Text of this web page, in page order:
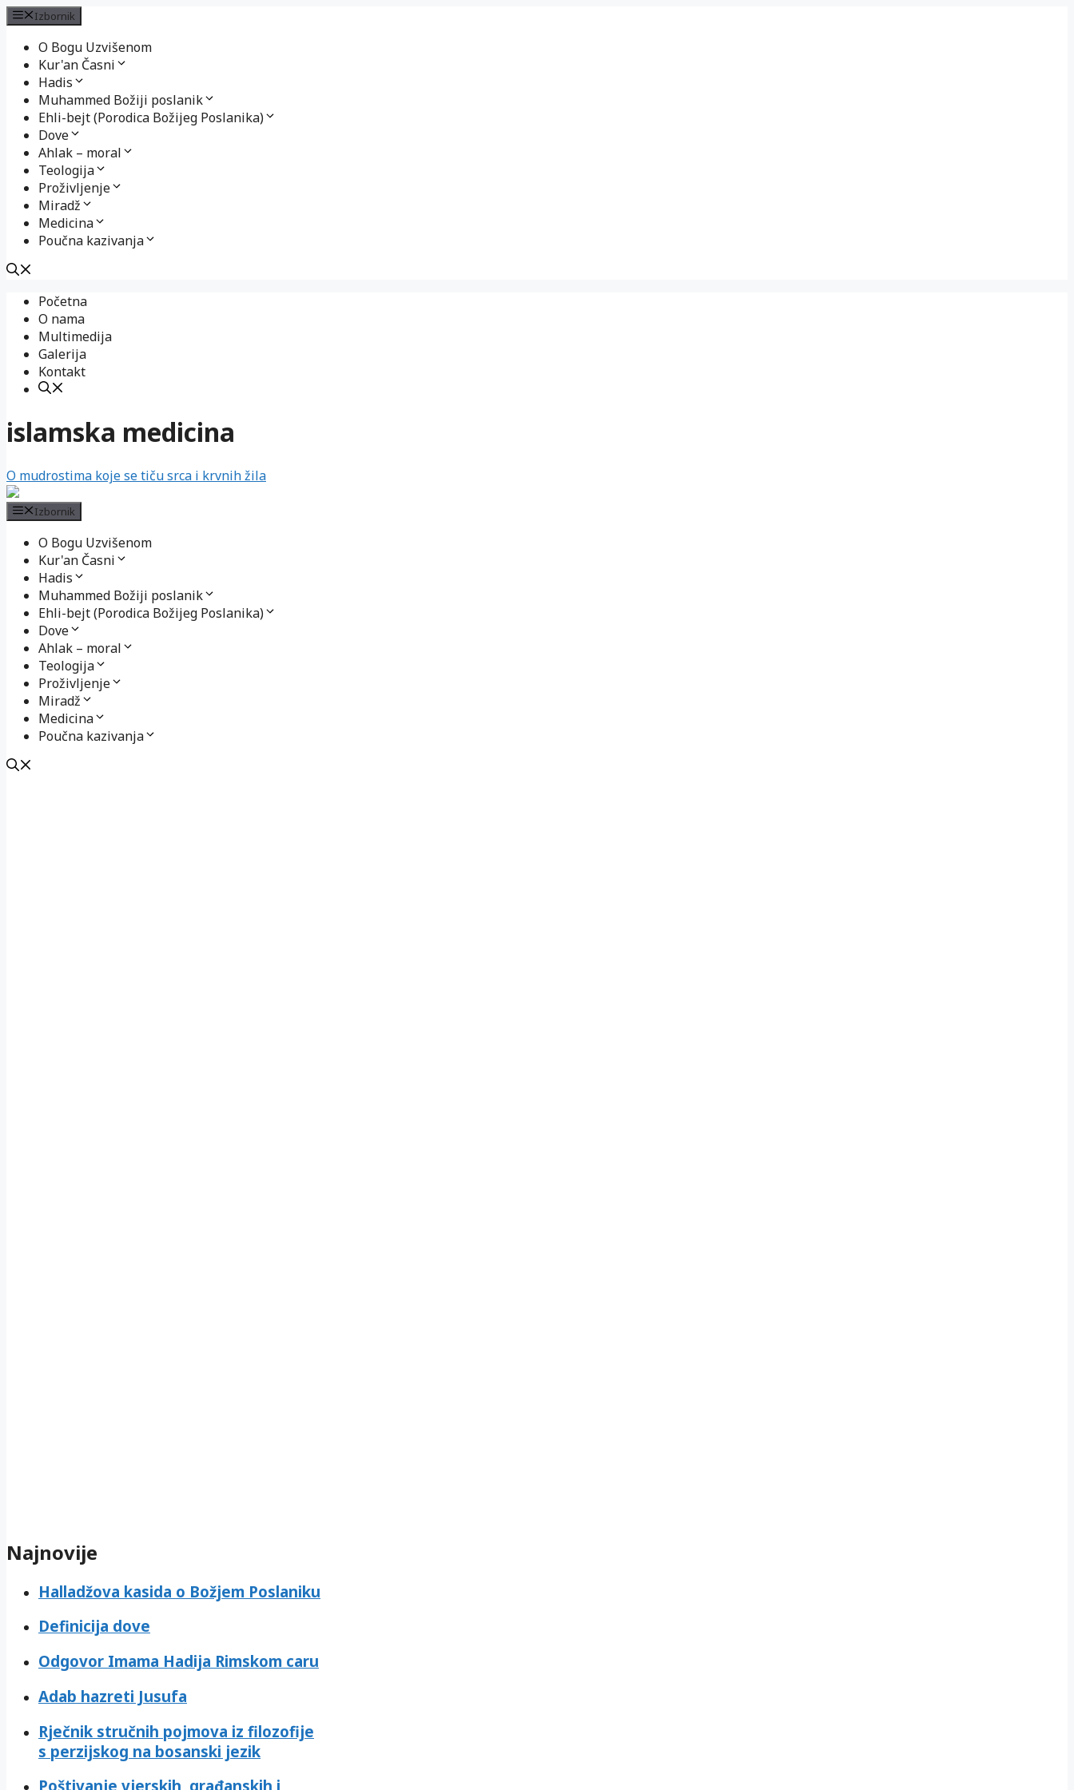
Izbornik
O Bogu Uzvišenom
Kur'an Časni
Hadis
Muhammed Božiji poslanik
Ehli-bejt (Porodica Božijeg Poslanika)
Dove
Ahlak – moral
Teologija
Proživljenje
Miradž
Medicina
Poučna kazivanja
sadržaj
Početna
O nama
Multimedija
Galerija
Kontakt
islamska medicina
O mudrostima koje se tiču srca i krvnih žila
Izbornik
O Bogu Uzvišenom
Kur'an Časni
Hadis
Muhammed Božiji poslanik
Ehli-bejt (Porodica Božijeg Poslanika)
Dove
Ahlak – moral
Teologija
Proživljenje
Miradž
Medicina
Poučna kazivanja
Najnovije
Halladžova kasida o Božjem Poslaniku
Definicija dove
Odgovor Imama Hadija Rimskom caru
Adab hazreti Jusufa
Rječnik stručnih pojmova iz filozofije
s perzijskog na bosanski jezik
Poštivanje vjerskih, građanskih i